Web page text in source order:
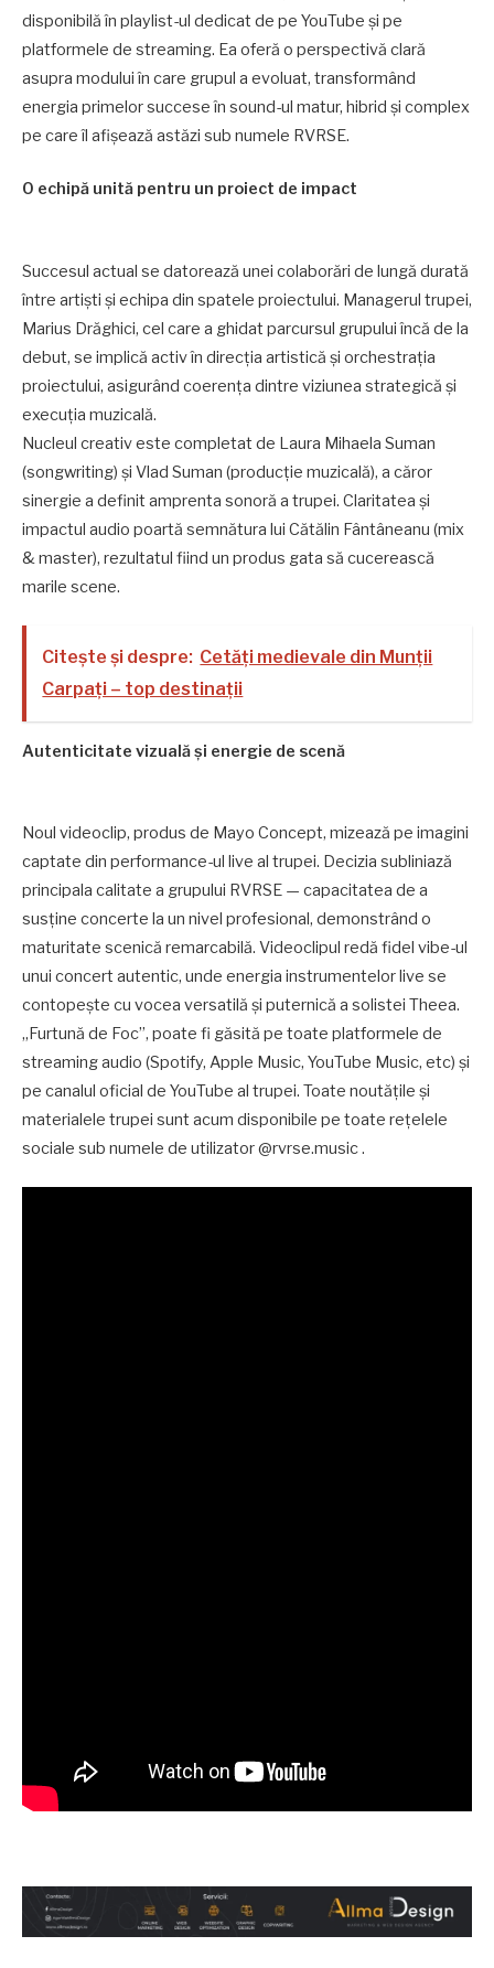
disponibilă în playlist-ul dedicat de pe YouTube și pe
platformele de streaming. Ea oferă o perspectivă clară
asupra modului în care grupul a evoluat, transformând
energia primelor succese în sound-ul matur, hibrid și complex
pe care îl afișează astăzi sub numele RVRSE.
O echipă unită pentru un proiect de impact
Succesul actual se datorează unei colaborări de lungă durată
între artiști și echipa din spatele proiectului. Managerul trupei,
Marius Drăghici, cel care a ghidat parcursul grupului încă de la
debut, se implică activ în direcția artistică și orchestrația
proiectului, asigurând coerența dintre viziunea strategică și
execuția muzicală.
Nucleul creativ este completat de Laura Mihaela Suman
(songwriting) și Vlad Suman (producție muzicală), a căror
sinergie a definit amprenta sonoră a trupei. Claritatea și
impactul audio poartă semnătura lui Cătălin Fântâneanu (mix
& master), rezultatul fiind un produs gata să cucerească
marile scene.
Citește și despre: Cetăți medievale din Munții
Carpați – top destinații
Autenticitate vizuală și energie de scenă
Noul videoclip, produs de Mayo Concept, mizează pe imagini
captate din performance-ul live al trupei. Decizia subliniază
principala calitate a grupului RVRSE — capacitatea de a
susține concerte la un nivel profesional, demonstrând o
maturitate scenică remarcabilă. Videoclipul redă fidel vibe-ul
unui concert autentic, unde energia instrumentelor live se
contopește cu vocea versatilă și puternică a solistei Theea.
„Furtună de Foc”, poate fi găsită pe toate platformele de
streaming audio (Spotify, Apple Music, YouTube Music, etc) și
pe canalul oficial de YouTube al trupei. Toate noutățile și
materialele trupei sunt acum disponibile pe toate rețelele
sociale sub numele de utilizator @rvrse.music .